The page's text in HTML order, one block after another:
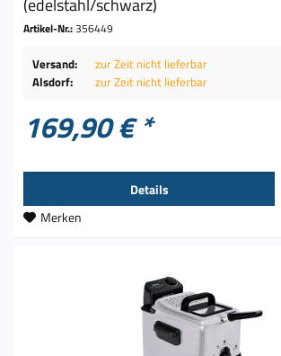
(edelstahl/schwarz)
Artikel-Nr.:356449
Versand:
zur Zeit nicht lieferbar
Alsdorf:
zur Zeit nicht lieferbar
169,90 € *
Details
Merken